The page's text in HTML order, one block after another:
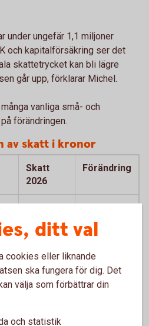
under ungefär 1,1 miljoner
och kapitalförsäkring ser det
skattetrycket kan bli lägre
går upp, förklarar Michel.
vanliga små- och
förändringen.
av skatt i kronor
Skatt
2026
Förändring
0 kr 0 kr
0 kr - 1 332 kr
7 455 kr - 93 kr
28 755 kr
ditt val
cookies eller liknande
ska fungera för dig. Det
välja som förbättrar din
och statistik